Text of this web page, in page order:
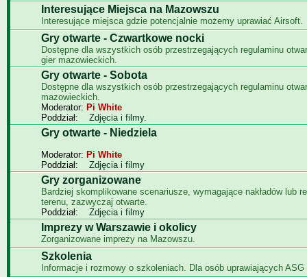
Interesujące Miejsca na Mazowszu
Interesujące miejsca gdzie potencjalnie możemy uprawiać Airsoft.
Gry otwarte - Czwartkowe nocki
Dostępne dla wszystkich osób przestrzegających regulaminu
gier mazowieckich.
Gry otwarte - Sobota
Dostępne dla wszystkich osób przestrzegających regulaminu
mazowieckich.
Moderator: Pi White
Poddział:
Zdjęcia i filmy.
Gry otwarte - Niedziela
Moderator: Pi White
Poddział:
Zdjęcia i filmy
Gry zorganizowane
Bardziej skomplikowane scenariusze, wymagające nakładów lub
terenu, zazwyczaj otwarte.
Poddział:
Zdjęcia i filmy
Imprezy w Warszawie i okolicy
Zorganizowane imprezy na Mazowszu.
Szkolenia
Informacje i rozmowy o szkoleniach. Dla osób uprawiających